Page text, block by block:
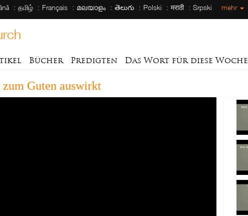
தமிழ் Français മലയാളം తెలుగు Polski मराठी Srpski mehr
Bücher Predigten Das Wort für diese Woche
zum Guten auswirkt